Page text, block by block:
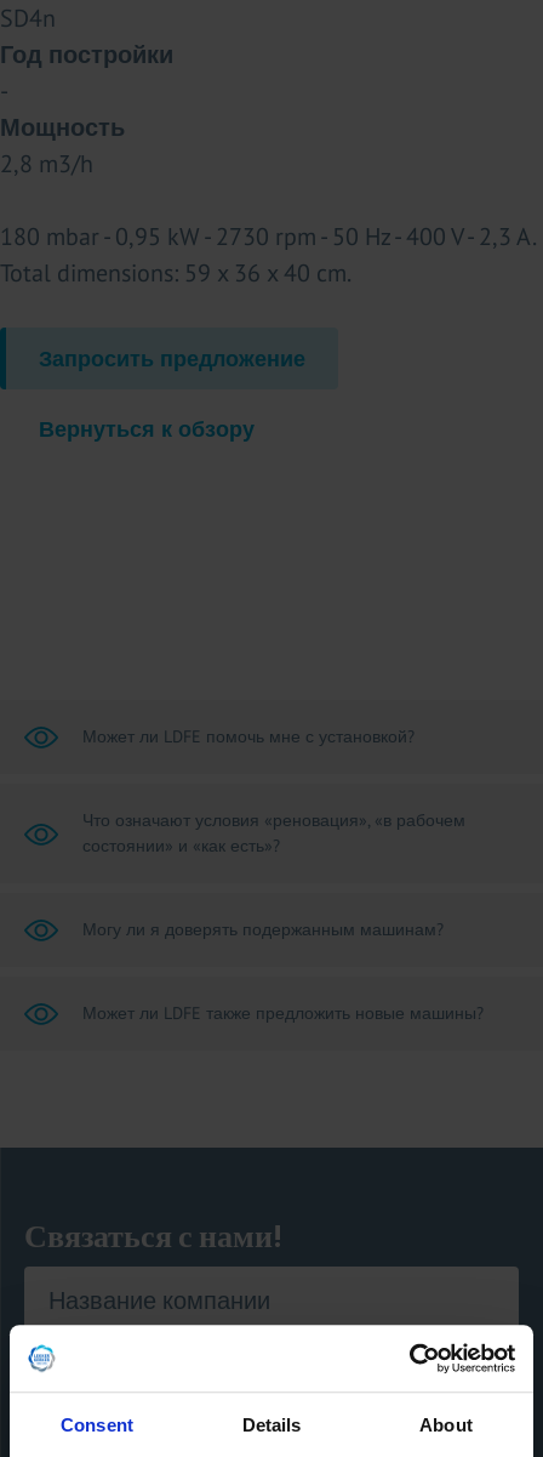
Consent Details About
SD4n
Год постройки
-
Мощность
2,8 m3/h
180 mbar - 0,95 kW - 2730 rpm - 50 Hz - 400 V - 2,3 A.
Total dimensions: 59 x 36 x 40 cm.
Запросить предложение
Вернуться к обзору
Может ли LDFE помочь мне с установкой?
Что означают условия «реновация», «в рабочем
состоянии» и «как есть»?
Могу ли я доверять подержанным машинам?
Может ли LDFE также предложить новые машины?
Связаться с нами!
Название компании
Имя